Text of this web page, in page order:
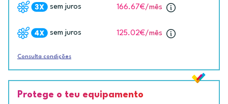
sem juros 166.67€/mês
sem juros 125.02€/mês
Consulta condições
Protege o teu equipamento